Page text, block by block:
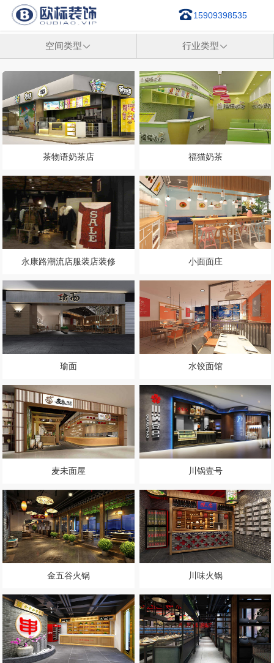
15909398535
空间类型 行业类型
茶物语奶茶店 福猫奶茶
永康路潮流店服装店装修 小面面庄
瑜面 水饺面馆
麦未面屋 川锅壹号
金五谷火锅 川味火锅